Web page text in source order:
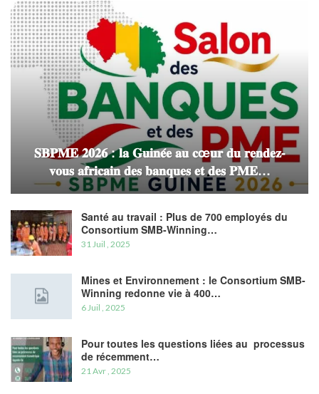
𝐒𝐁𝐏𝐌𝐄 𝟐𝟎𝟐𝟔 : 𝐥𝐚 𝐆𝐮𝐢𝐧𝐞́𝐞 𝐚𝐮 𝐜œ𝐮𝐫 𝐝𝐮 𝐫𝐞𝐧𝐝𝐞𝐳-
𝐯𝐨𝐮𝐬 𝐚𝐟𝐫𝐢𝐜𝐚𝐢𝐧 𝐝𝐞𝐬 𝐛𝐚𝐧𝐪𝐮𝐞𝐬 𝐞𝐭 𝐝𝐞𝐬 𝐏𝐌𝐄…
Santé au travail : Plus de 700 employés du
Consortium SMB-Winning…
31 Juil , 2025
Mines et Environnement : le Consortium SMB-
Winning redonne vie à 400…
6 Juil , 2025
Pour toutes les questions liées au processus
de récemment…
21 Avr , 2025